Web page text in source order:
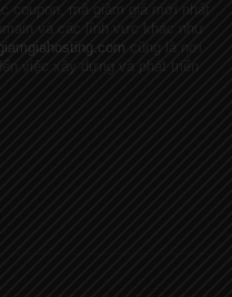
coupon, mã giảm giá mới nhất
và các lĩnh vực khác như
cũng là nơi
việc xây dựng và phát triển